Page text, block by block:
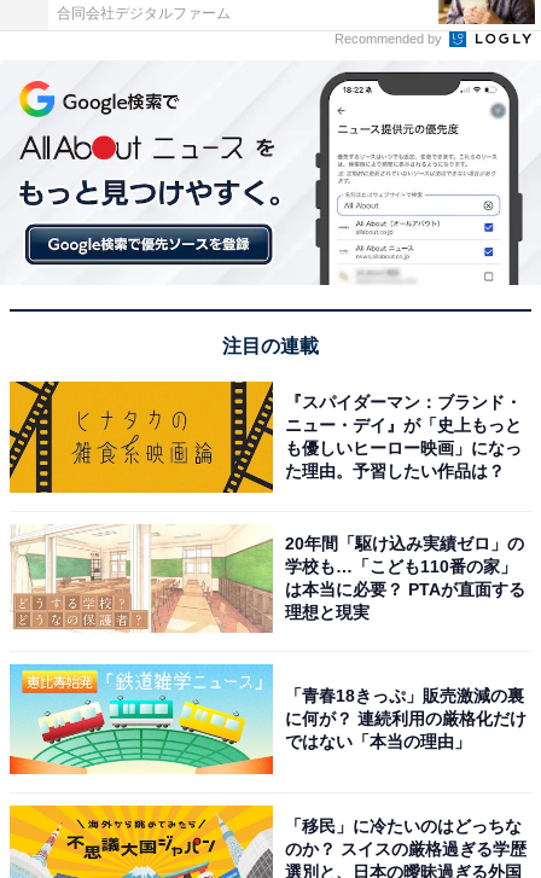
鳥取県で「外国人観光客にすすめたい温泉地」ランキン
グ！ 2位「いなば温泉郷（浜村温泉）」、1位は？
※掲載されている情報は記事公開時のものです。あらか
じめご了承ください。また、記事中の宿泊プランを予約
すると、売上の一部がオールアバウトに還元されること
があります。
この記事の執筆者：
部
「All About ニュース」は、ネットの話題から世の中の動きまで、暮
らしの中にあふれる「なぜ？」「どうして？」を分かりやすく伝え
する疑問に対して専門家が分かりやすく回答するほか、エンタメ情
報やSNSで話題のトピックスを紹介しています。
こちらもおすすめ
の絶景やカニを満喫できる「皆生温泉」の魅力
とは？
合同会社デジタルファーム
Recommended by
注目の連載
『スパイダーマン：ブランド・
ニュー・デイ』が「史上もっと
も優しいヒーロー映画」になっ
た理由。予習したい作品は？
20年間「駆け込み実績ゼロ」の
学校も…「こども110番の家」
は本当に必要？ PTAが直面する
理想と現実
「青春18きっぷ」販売激減の裏
に何が？ 連続利用の厳格化だけ
ではない「本当の理由」
「移民」に冷たいのはどっちな
のか？ スイスの厳格過ぎる学歴
選別と、日本の曖昧過ぎる外国